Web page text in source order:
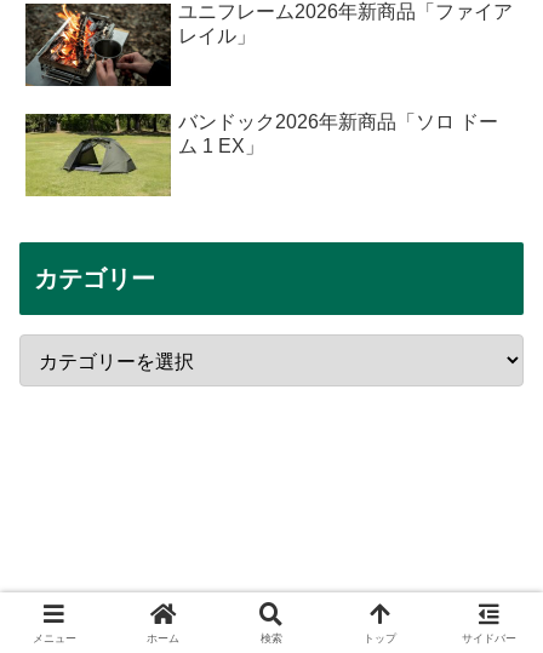
ユニフレーム2026年新商品「ファイア
レイル」
バンドック2026年新商品「ソロ ドー
ム 1 EX」
カテゴリー
メニュー ホーム 検索 トップ サイドバー